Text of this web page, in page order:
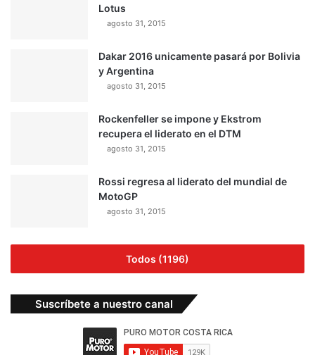
Lotus
agosto 31, 2015
Dakar 2016 unicamente pasará por Bolivia
y Argentina
agosto 31, 2015
Rockenfeller se impone y Ekstrom
recupera el liderato en el DTM
agosto 31, 2015
Rossi regresa al liderato del mundial de
MotoGP
agosto 31, 2015
Todos (1196)
Suscríbete a nuestro canal